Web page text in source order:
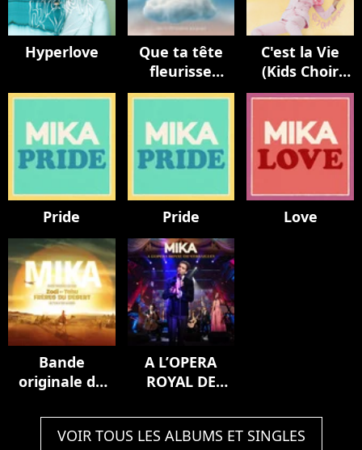
Hyperlove
Que ta tête
fleurisse
toujours
C'est la Vie
(Kids Choir
Version / avec
Populaire)
Pride Pride Love
Bande
originale du
Téhu, frères
du désert
A L’OPERA
ROYAL DE
(Live)
VOIR TOUS LES ALBUMS ET SINGLES